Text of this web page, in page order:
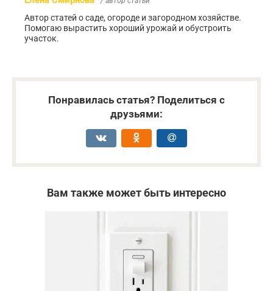
Автор статей о саде, огороде и загородном хозяйстве.
Помогаю вырастить хороший урожай и обустроить
участок.
Понравилась статья? Поделиться с
друзьями:
Вам также может быть интересно